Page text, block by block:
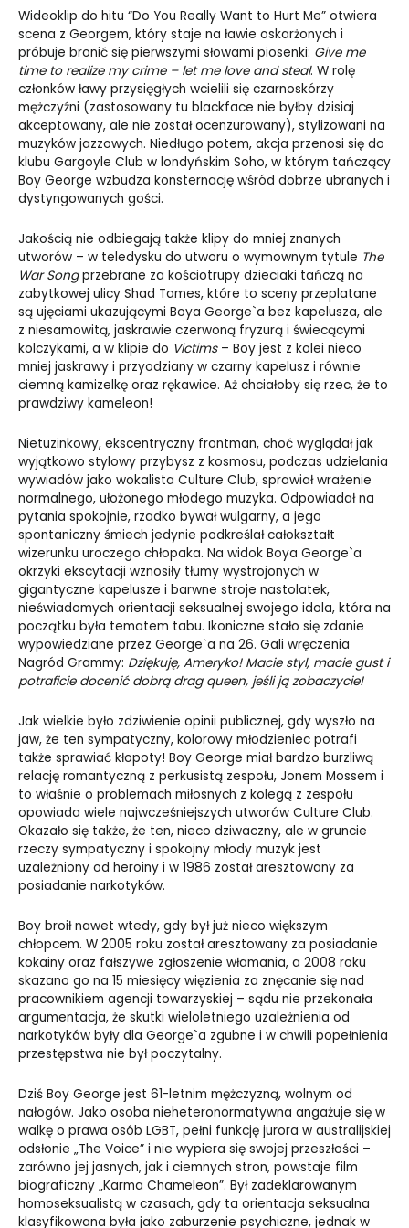
Wideoklip do hitu “Do You Really Want to Hurt Me” otwiera
scena z Georgem, który staje na ławie oskarżonych i
próbuje bronić się pierwszymi słowami piosenki: Give me
time to realize my crime – let me love and steal. W rolę
członków ławy przysięgłych wcielili się czarnoskórzy
mężczyźni (zastosowany tu blackface nie byłby dzisiaj
akceptowany, ale nie został ocenzurowany), stylizowani na
muzyków jazzowych. Niedługo potem, akcja przenosi się do
klubu Gargoyle Club w londyńskim Soho, w którym tańczący
Boy George wzbudza konsternację wśród dobrze ubranych i
dystyngowanych gości.
Jakością nie odbiegają także klipy do mniej znanych
utworów – w teledysku do utworu o wymownym tytule The
War Songprzebrane za kościotrupy dzieciaki tańczą na
zabytkowej ulicy Shad Tames, które to sceny przeplatane
są ujęciami ukazującymi Boya George`a bez kapelusza, ale
z niesamowitą, jaskrawie czerwoną fryzurą i świecącymi
kolczykami, a w klipie do Victims– Boy jest z kolei nieco
mniej jaskrawy i przyodziany w czarny kapelusz i równie
ciemną kamizelkę oraz rękawice. Aż chciałoby się rzec, że to
prawdziwy kameleon!
Nietuzinkowy, ekscentryczny frontman, choć wyglądał jak
wyjątkowo stylowy przybysz z kosmosu, podczas udzielania
wywiadów jako wokalista Culture Club, sprawiał wrażenie
normalnego, ułożonego młodego muzyka. Odpowiadał na
pytania spokojnie, rzadko bywał wulgarny, a jego
spontaniczny śmiech jedynie podkreślał całokształt
wizerunku uroczego chłopaka. Na widok Boya George`a
okrzyki ekscytacji wznosiły tłumy wystrojonych w
gigantyczne kapelusze i barwne stroje nastolatek,
nieświadomych orientacji seksualnej swojego idola, która na
początku była tematem tabu. Ikoniczne stało się zdanie
wypowiedziane przez George`a na 26. Gali wręczenia
Nagród Grammy: Dziękuję, Ameryko! Macie styl, macie gust i
potraficie docenić dobrą drag queen, jeśli ją zobaczycie!
Jak wielkie było zdziwienie opinii publicznej, gdy wyszło na
jaw, że ten sympatyczny, kolorowy młodzieniec potrafi
także sprawiać kłopoty! Boy George miał bardzo burzliwą
relację romantyczną z perkusistą zespołu, Jonem Mossem i
to właśnie o problemach miłosnych z kolegą z zespołu
opowiada wiele najwcześniejszych utworów Culture Club.
Okazało się także, że ten, nieco dziwaczny, ale w gruncie
rzeczy sympatyczny i spokojny młody muzyk jest
uzależniony od heroiny i w 1986 został aresztowany za
posiadanie narkotyków.
Boy broił nawet wtedy, gdy był już nieco większym
chłopcem. W 2005 roku został aresztowany za posiadanie
kokainy oraz fałszywe zgłoszenie włamania, a 2008 roku
skazano go na 15 miesięcy więzienia za znęcanie się nad
pracownikiem agencji towarzyskiej – sądu nie przekonała
argumentacja, że skutki wieloletniego uzależnienia od
narkotyków były dla George`a zgubne i w chwili popełnienia
przestępstwa nie był poczytalny.
Dziś Boy George jest 61-letnim mężczyzną, wolnym od
nałogów. Jako osoba nieheteronormatywna angażuje się w
walkę o prawa osób LGBT, pełni funkcję jurora w australijskiej
odsłonie „The Voice” i nie wypiera się swojej przeszłości –
zarówno jej jasnych, jak i ciemnych stron, powstaje film
biograficzny „Karma Chameleon”. Był zadeklarowanym
homoseksualistą w czasach, gdy ta orientacja seksualna
klasyfikowana była jako zaburzenie psychiczne, jednak w